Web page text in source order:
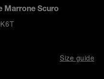
Marrone Scuro
Size guide